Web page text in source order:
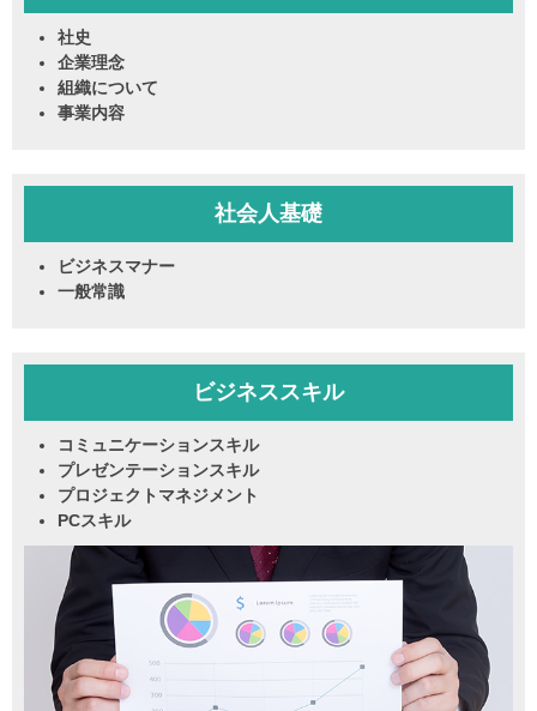
社史
企業理念
組織について
事業内容
社会人基礎
ビジネスマナー
一般常識
ビジネススキル
コミュニケーションスキル
プレゼンテーションスキル
プロジェクトマネジメント
PCスキル